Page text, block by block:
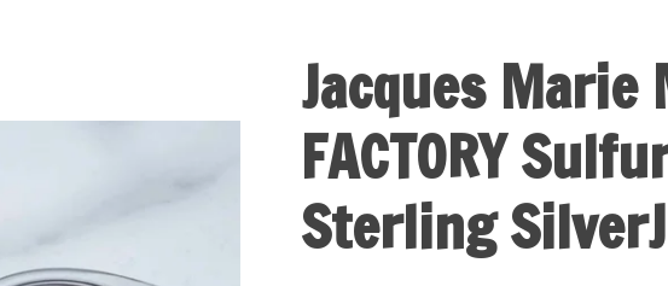
Jacques Marie
FACTORY
Sterling